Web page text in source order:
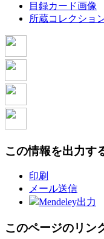
目録カード画像
所蔵コレクショ
この情報を出力す
印刷
メール送信
Mendeley出力
このページのリン